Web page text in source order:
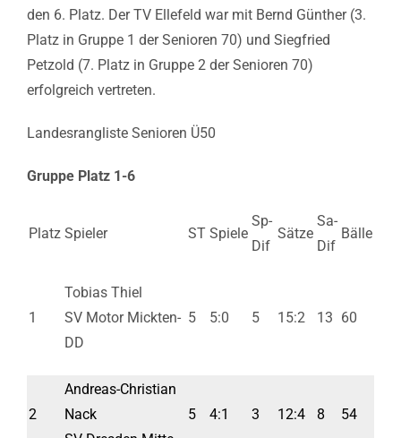
den 6. Platz. Der TV Ellefeld war mit Bernd Günther (3.
Platz in Gruppe 1 der Senioren 70) und Siegfried
Petzold (7. Platz in Gruppe 2 der Senioren 70)
erfolgreich vertreten.
Landesrangliste Senioren Ü50
Gruppe Platz 1-6
Platz Spieler ST Spiele
Sp-
Dif
Sätze
Sa-
Dif
Bälle
1
Tobias Thiel
SV Motor Mickten-
DD
5 5:0 5 15:2 13 60
2
Andreas-Christian
Nack
5 4:1 3 12:4 8 54